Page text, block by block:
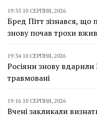
19:35 10 СЕРПНЯ, 2026
Бред Пітт зізнався, що
знову почав трохи
19:34 10 СЕРПНЯ, 2026
Росіяни знову
травмовані
19:16 10 СЕРПНЯ, 2026
Вчені закликали